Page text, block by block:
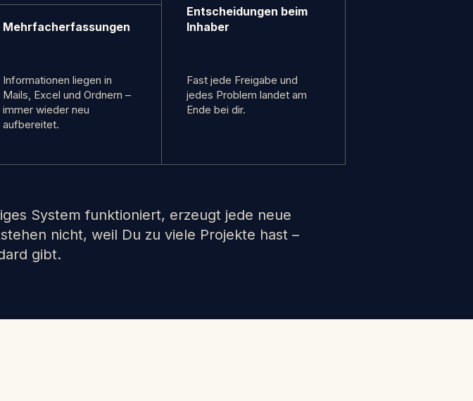
Mehrfacherfassungen
Informationen liegen in
Mails, Excel und Ordnern –
immer wieder neu
aufbereitet.
Entscheidungen beim
Inhaber
Fast jede Freigabe und
jedes Problem landet am
Ende bei dir.
System funktioniert, erzeugt jede neue
nicht, weil Du zu viele Projekte hast –
gibt.